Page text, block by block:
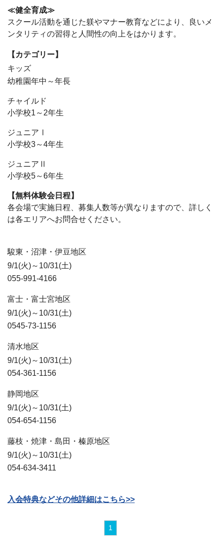
≪健全育成≫
スクール活動を通じた躾やマナー教育などにより、良いメ
ンタリティの習得と人間性の向上をはかります。
【カテゴリー】
キッズ
幼稚園年中～年長
チャイルド
小学校1～2年生
ジュニアⅠ
小学校3～4年生
ジュニアⅡ
小学校5～6年生
【無料体験会日程】
各会場で実施日程、募集人数等が異なりますので、詳しく
は各エリアへお問合せください。
駿東・沼津・伊豆地区
9/1(火)～10/31(土)
055-991-4166
富士・富士宮地区
9/1(火)～10/31(土)
0545-73-1156
清水地区
9/1(火)～10/31(土)
054-361-1156
静岡地区
9/1(火)～10/31(土)
054-654-1156
藤枝・焼津・島田・榛原地区
9/1(火)～10/31(土)
054-634-3411
入会特典などその他詳細はこちら>>
1